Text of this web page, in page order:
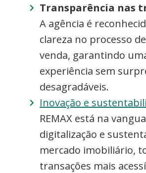
Transparência nas
A agência é
clareza no processo
venda, garantindo
experiência sem
desagradáveis.
Inovação e
REMAX está na
digitalização e
mercado imobiliário,
transações mais